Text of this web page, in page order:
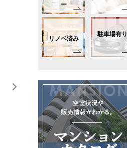
ー
リノベ済み
駐車場有り